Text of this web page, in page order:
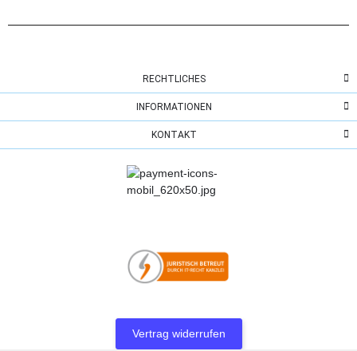
RECHTLICHES
INFORMATIONEN
KONTAKT
Vertrag widerrufen